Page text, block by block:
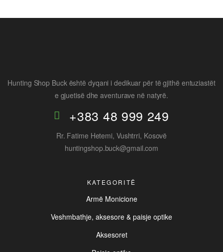
Hunting Shop Buck është dyqani i dedikuar për të gjithë entuziastët
e gjuetisë dhe aventurave në natyrë.
+383 48 999 249
Rr. Fatime Hetemi, Vushtrri, Kosovë
huntingshop.buck@gmail.com
KATEGORITË
Armë Monicione
Veshmbathje, aksesore & paisje optike
Aksesoret